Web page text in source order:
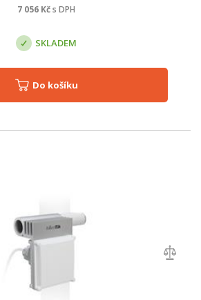
7 056 Kčs DPH
SKLADEM
Do košíku